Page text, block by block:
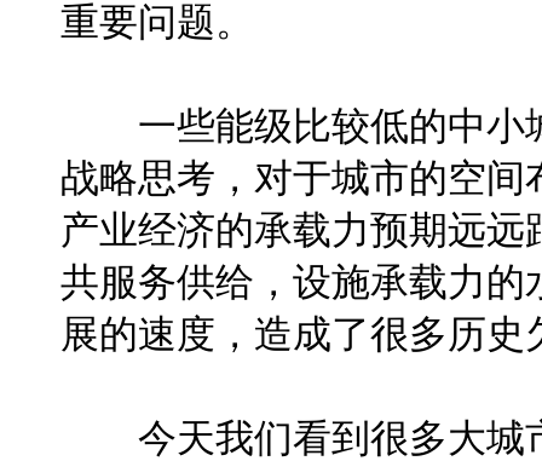
重要问题。
一些能级比较低的中小
战略思考，对于城市的空
产业经济的承载力预期远
共服务供给，设施承载力
展的速度，造成了很多历史
今天我们看到很多大城